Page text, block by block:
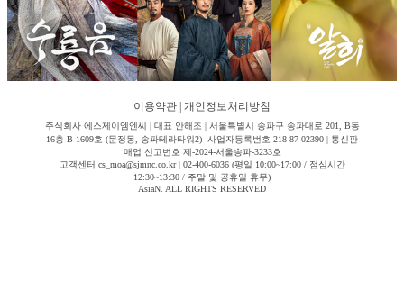
이용약관 개인정보처리방침
주식회사 에스제이엠엔씨 | 대표 안해조 | 서울특별시 송파구 송파대로 201, B동
16층 B-1609호 (문정동, 송파테라타워2) 사업자등록번호 218-87-02390 | 통신판
매업 신고번호 제-2024-서울송파-3233호
고객센터 cs_moa@sjmnc.co.kr | 02-400-6036 (평일 10:00~17:00 / 점심시간
12:30~13:30 / 주말 및 공휴일 휴무)
AsiaN. ALL RIGHTS RESERVED